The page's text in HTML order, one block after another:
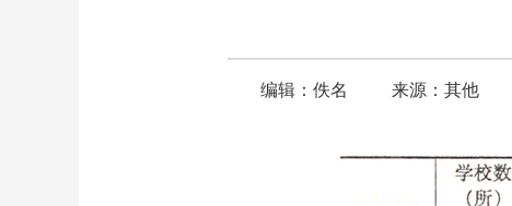
编辑：佚名 来源：其他